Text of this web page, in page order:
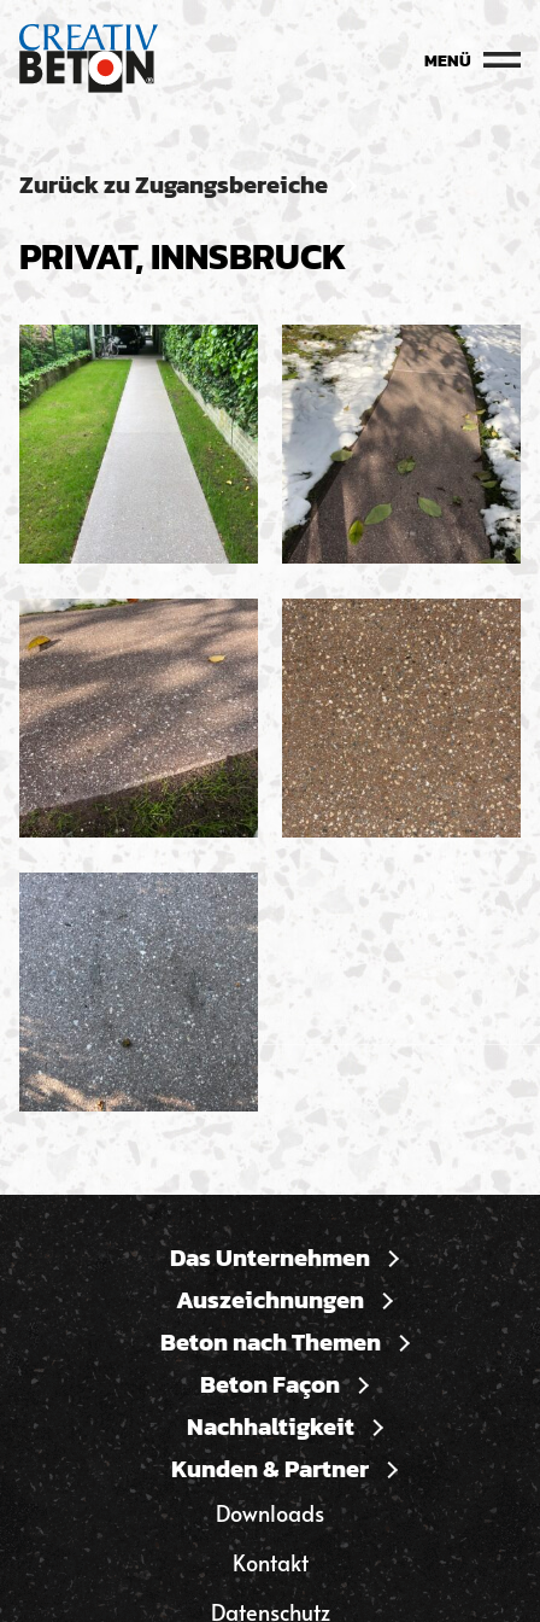
MENÜ
Zurück zu Zugangsbereiche
PRIVAT, INNSBRUCK
Das Unternehmen
Auszeichnungen
Beton nach Themen
Beton Façon
Nachhaltigkeit
Kunden & Partner
Downloads
Kontakt
Datenschutz